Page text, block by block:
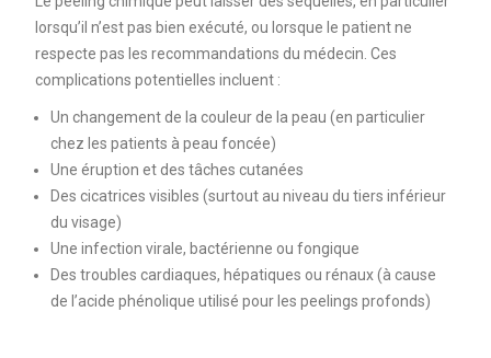
lorsqu’il n’est pas bien exécuté, ou lorsque le patient ne
respecte pas les recommandations du médecin. Ces
complications potentielles incluent :
Un changement de la couleur de la peau (en particulier
chez les patients à peau foncée)
Une éruption et des tâches cutanées
Des cicatrices visibles (surtout au niveau du tiers inférieur
du visage)
Une infection virale, bactérienne ou fongique
Des troubles cardiaques, hépatiques ou rénaux (à cause
de l’acide phénolique utilisé pour les peelings profonds)